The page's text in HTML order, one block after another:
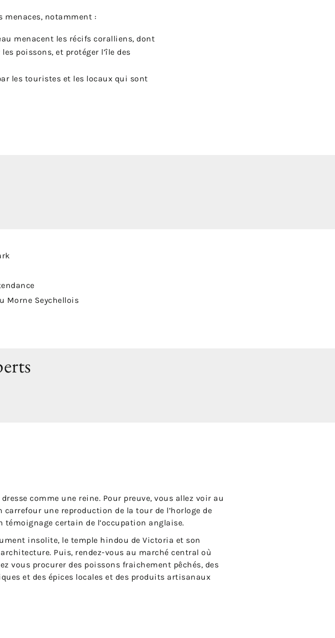
menaces, notamment :
menacent les récifs coralliens, dont
poissons, et protéger l’île des
les touristes et les locaux qui sont
Morne Seychellois
comme une reine. Pour preuve, vous allez voir au
carrefour une reproduction de la tour de l’horloge de
témoignage certain de l’occupation anglaise.
insolite, le temple hindou de Victoria et son
Puis, rendez-vous au marché central où
vous procurer des poissons fraichement pêchés, des
et des épices locales et des produits artisanaux